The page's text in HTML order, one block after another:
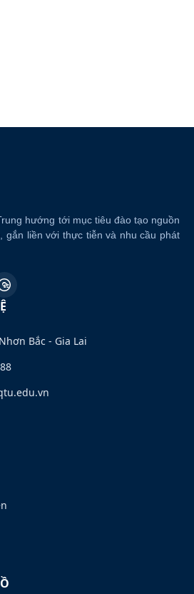
hướng tới mục tiêu đào tạo nguồn
gắn liền với thực tiễn và nhu cầu phát
Bắc - Gia Lai